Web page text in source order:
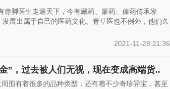
脚医生走遍天下，今有藏药、蒙药、傣药传承发
展出属于自己的医药文化。青草医也不例外，他们久
2021-11-28 21:36
”，过去被人们无视，现在变成高端货..
围有着很多的品种类型，还有着不少奇珍异宝，甚至